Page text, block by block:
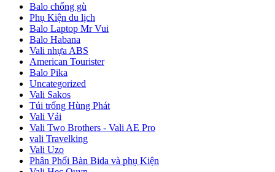
Balo chống gù
Phụ Kiện du lịch
Balo Laptop Mr Vui
Balo Habana
Vali nhựa ABS
American Tourister
Balo Pika
Uncategorized
Vali Sakos
Túi trống Hùng Phát
Vali Vải
Vali Two Brothers - Vali AE Pro
vali Travelking
Vali Uzo
Phân Phối Bàn Bida và phụ Kiện